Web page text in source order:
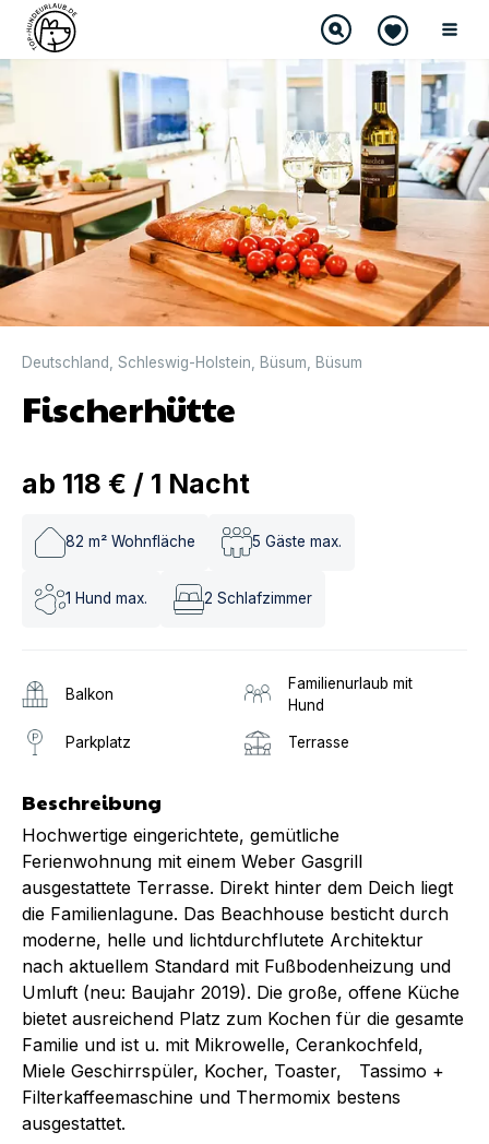
Deutschland Schleswig-Holstein Büsum Büsum
Fischerhütte
ab 118 € / 1 Nacht
82 m² Wohnfläche 5 Gäste max.
1 Hund max. 2 Schlafzimmer
Balkon
Familienurlaub mit
Hund
Parkplatz Terrasse
Beschreibung
Hochwertige eingerichtete, gemütliche
Ferienwohnung mit einem Weber Gasgrill
ausgestattete Terrasse. Direkt hinter dem Deich liegt
die Familienlagune. Das Beachhouse besticht durch
moderne, helle und lichtdurchflutete Architektur
nach aktuellem Standard mit Fußbodenheizung und
Umluft (neu: Baujahr 2019). Die große, offene Küche
bietet ausreichend Platz zum Kochen für die gesamte
Familie und ist u. mit Mikrowelle, Cerankochfeld,
Miele Geschirrspüler, Kocher, Toaster, Tassimo +
Filterkaffeemaschine und Thermomix bestens
ausgestattet.